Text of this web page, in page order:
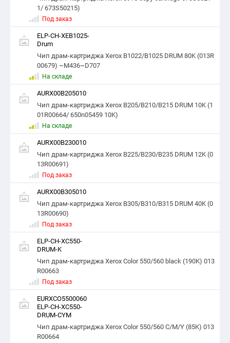
1/ 673S50215)
Под заказ
ELP-CH-XEB1025-
Drum
Чип драм-картриджа Xerox B1022/B1025 DRUM 80K (013R
00679) ~M436~D707
На складе
AURX00B205010
Чип драм-картриджа Xerox B205/B210/B215 DRUM 10K (1
01R00664/ 650n05459 10K)
На складе
AURX00B230010
Чип драм-картриджа Xerox B225/B230/B235 DRUM 12K (0
13R00691)
Под заказ
AURX00B305010
Чип драм-картриджа Xerox B305/B310/B315 DRUM 40K (0
13R00690)
Под заказ
ELP-CH-XC550-
DRUM-K
Чип драм-картриджа Xerox Color 550/560 black (190K) 013
R00663
Под заказ
EURXCO5500060
ELP-CH-XC550-
DRUM-CYM
Чип драм-картриджа Xerox Color 550/560 C/M/Y (85K) 013
R00664